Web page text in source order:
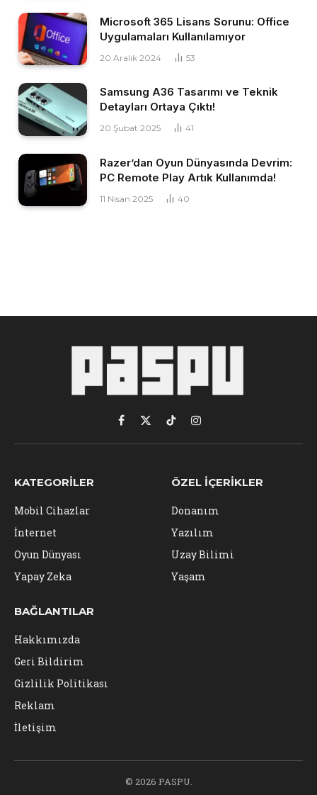
Microsoft 365 Lisans Sorunu: Office
Uygulamaları Kullanılamıyor
20 Aralık 2024 53
Samsung A36 Tasarımı ve Teknik
Detayları Ortaya Çıktı!
20 Şubat 2025 41
Razer’dan Oyun Dünyasında Devrim:
PC Remote Play Artık Kullanımda!
11 Nisan 2025 40
Facebook
X
(Twitter)
TikTokInstagram
KATEGORILER
Mobil Cihazlar
İnternet
Oyun Dünyası
Yapay Zeka
ÖZEL İÇERIKLER
Donanım
Yazılım
Uzay Bilimi
Yaşam
BAĞLANTILAR
Hakkımızda
Geri Bildirim
Gizlilik Politikası
Reklam
İletişim
© 2026 PASPU.